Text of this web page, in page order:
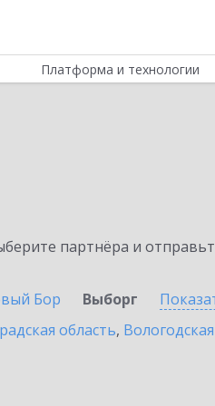
Платформа и технологии
партнёра и
Бор Выборг
область,